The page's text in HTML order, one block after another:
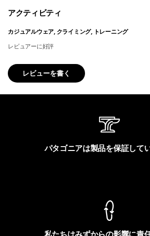
アクティビティ
カジュアルウェア, クライミング, トレーニング
レビュアーに好評
レビューを書く
パタゴニアは製品を保証して